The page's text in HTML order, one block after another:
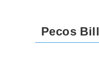
Pecos Bill